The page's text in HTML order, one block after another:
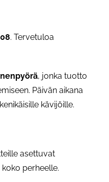
. Tervetuloa
, jonka tuotto
Päivän aikana
kävijöille.
asettuvat
perheelle.